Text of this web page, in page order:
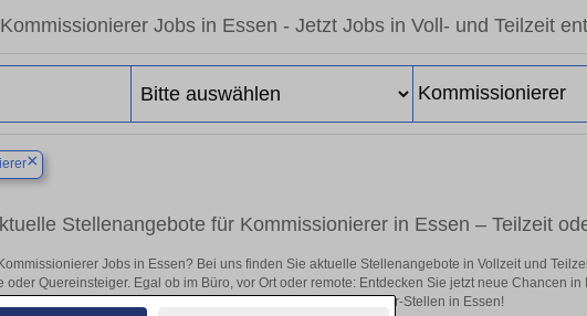
Kommissionierer Jobs in Essen - Jetzt Jobs in Voll- und Teilzeit
×
Stellenangebote für Kommissionierer in Essen – Teilzeit
Jobs in Essen? Bei uns finden Sie aktuelle Stellenangebote in Vollzeit und
oder Quereinsteiger. Egal ob im Büro, vor Ort oder remote: Entdecken Sie jetzt neue Chancen
sich direkt auf passende Kommissionierer-Stellen in Essen!